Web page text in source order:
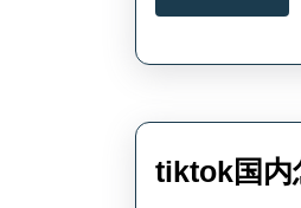
More
tiktok国内